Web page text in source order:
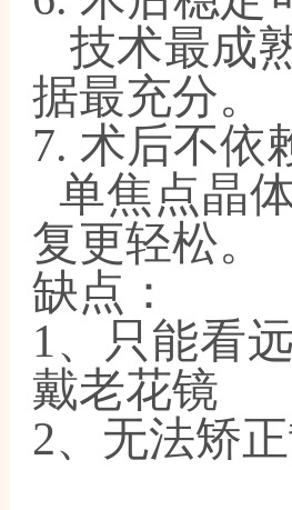
技术最成
据最充分。
7. 术后不依
单焦点晶
复更轻松。
缺点：
1、只能看
戴老花镜
2、无法矫